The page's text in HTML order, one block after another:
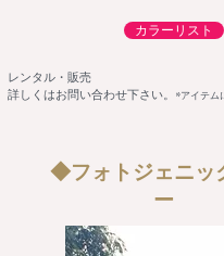
カラーリスト
レンタル・販売
​詳しくはお問い合わせ下さい。
*アイテム
◆フォトジェニッ
ー